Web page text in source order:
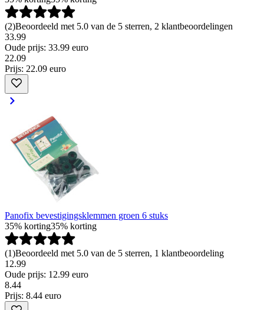
(2)Beoordeeld met 5.0 van de 5 sterren, 2 klantbeoordelingen
33.99
Oude prijs: 33.99 euro
22.09
Prijs: 22.09 euro
Panofix bevestigingsklemmen groen 6 stuks
35% korting35% korting
(1)Beoordeeld met 5.0 van de 5 sterren, 1 klantbeoordeling
12.99
Oude prijs: 12.99 euro
8.44
Prijs: 8.44 euro